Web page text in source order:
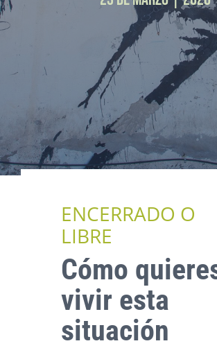
ENCERRADO O
LIBRE
Cómo
vivir esta
situación